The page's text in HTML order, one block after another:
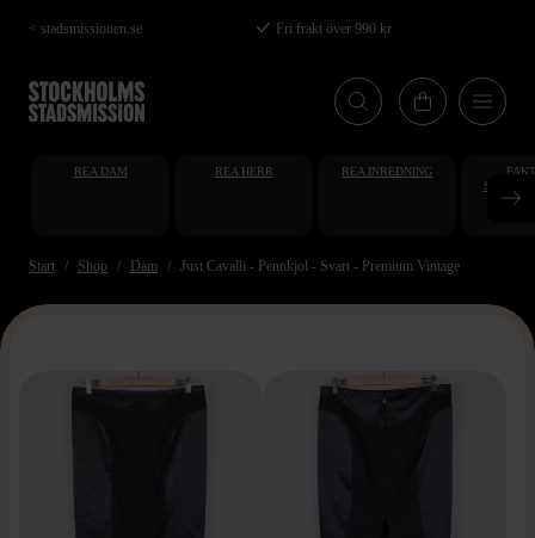
Hoppa
till
huvudinnehåll
< stadsmissionen.se Fri frakt över 990 kr
REA DAM REA HERR REA INREDNING
Start Shop Dam Just Cavalli - Pennkjol - Svart - Premium Vintage